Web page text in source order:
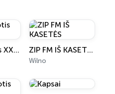
Radijo stotis XXL FM ZIP FM IŠ KASETĖS
Wilno